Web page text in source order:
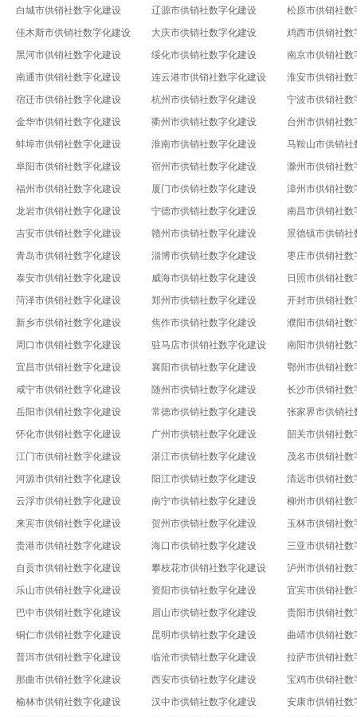
白城市供销社数字化建设
辽源市供销社数字化建设
松原市供销社数
佳木斯市供销社数字化建设
大庆市供销社数字化建设
鸡西市供销社数
黑河市供销社数字化建设
绥化市供销社数字化建设
南京市供销社数
南通市供销社数字化建设
连云港市供销社数字化建设
淮安市供销社数
宿迁市供销社数字化建设
杭州市供销社数字化建设
宁波市供销社数
金华市供销社数字化建设
衢州市供销社数字化建设
台州市供销社数
蚌埠市供销社数字化建设
淮南市供销社数字化建设
马鞍山市供销社
阜阳市供销社数字化建设
宿州市供销社数字化建设
滁州市供销社数
福州市供销社数字化建设
厦门市供销社数字化建设
漳州市供销社数
龙岩市供销社数字化建设
宁德市供销社数字化建设
南昌市供销社数
吉安市供销社数字化建设
赣州市供销社数字化建设
景德镇市供销社
青岛市供销社数字化建设
淄博市供销社数字化建设
枣庄市供销社数
泰安市供销社数字化建设
威海市供销社数字化建设
日照市供销社数
菏泽市供销社数字化建设
郑州市供销社数字化建设
开封市供销社数
新乡市供销社数字化建设
焦作市供销社数字化建设
濮阳市供销社数
周口市供销社数字化建设
驻马店市供销社数字化建设
南阳市供销社数
宜昌市供销社数字化建设
襄阳市供销社数字化建设
鄂州市供销社数
咸宁市供销社数字化建设
随州市供销社数字化建设
长沙市供销社数
岳阳市供销社数字化建设
常德市供销社数字化建设
张家界市供销社
怀化市供销社数字化建设
广州市供销社数字化建设
韶关市供销社数
江门市供销社数字化建设
湛江市供销社数字化建设
茂名市供销社数
河源市供销社数字化建设
阳江市供销社数字化建设
清远市供销社数
云浮市供销社数字化建设
南宁市供销社数字化建设
柳州市供销社数
来宾市供销社数字化建设
贺州市供销社数字化建设
玉林市供销社数
贵港市供销社数字化建设
海口市供销社数字化建设
三亚市供销社数
自贡市供销社数字化建设
攀枝花市供销社数字化建设
泸州市供销社数
乐山市供销社数字化建设
资阳市供销社数字化建设
宜宾市供销社数
巴中市供销社数字化建设
眉山市供销社数字化建设
贵阳市供销社数
铜仁市供销社数字化建设
昆明市供销社数字化建设
曲靖市供销社数
普洱市供销社数字化建设
临沧市供销社数字化建设
拉萨市供销社数
那曲市供销社数字化建设
西安市供销社数字化建设
宝鸡市供销社数
榆林市供销社数字化建设
汉中市供销社数字化建设
安康市供销社数